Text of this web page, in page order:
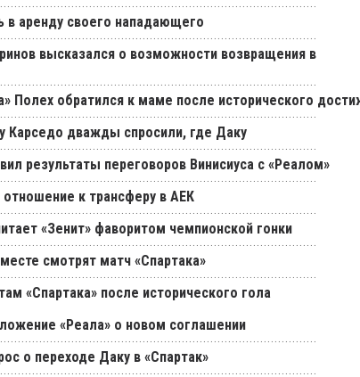
в аренду своего нападающего
высказался о возможности возвращения в
Полех обратился к маме после исторического
Карседо дважды спросили, где Даку
результаты переговоров Винисиуса с «Реалом»
к трансферу в АЕК
«Зенит» фаворитом чемпионской гонки
смотрят матч «Спартака»
«Спартака» после исторического гола
«Реала» о новом соглашении
о переходе Даку в «Спартак»